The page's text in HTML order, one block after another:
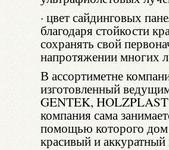
· цвет сайдинговых
благодаря стойкости
сохранять свой
напротяжении многих
В ассортиметне
изготовленный
GENTEK,
компания сама
помощью которого
красивый и